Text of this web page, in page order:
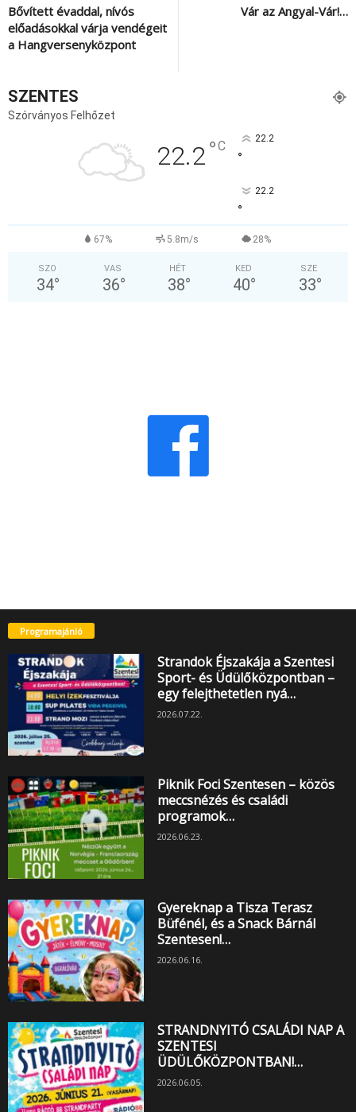
Bővített évaddal, nívós
előadásokkal várja vendégeit
a Hangversenyközpont
Vár az Angyal-Vár!…
SZENTES
Szórványos Felhőzet
22.2°C 22.2
°
22.2
°
67% 5.8m/s 28%
SZO
34°
VAS
36°
HÉT
38°
KED
40°
SZE
33°
Programajánló
Strandok Éjszakája a Szentesi
Sport- és Üdülőközpontban –
egy felejthetetlen nyá…
2026.07.22.
Piknik Foci Szentesen – közös
meccsnézés és családi
programok…
2026.06.23.
Gyereknap a Tisza Terasz
Büfénél, és a Snack Bárnál
Szentesen!…
2026.06.16.
STRANDNYITÓ CSALÁDI NAP A
SZENTESI
ÜDÜLŐKÖZPONTBAN!…
2026.06.05.